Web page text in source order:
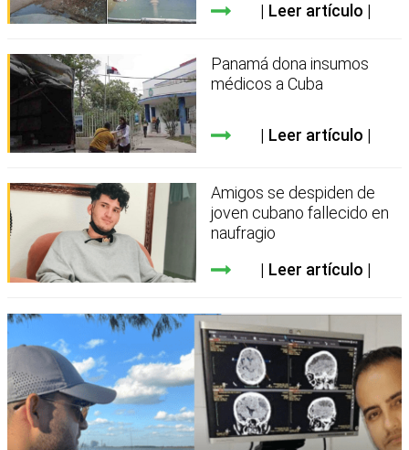
Leer artículo
Panamá dona insumos
médicos a Cuba
Leer artículo
Amigos se despiden de
joven cubano fallecido en
naufragio
Leer artículo